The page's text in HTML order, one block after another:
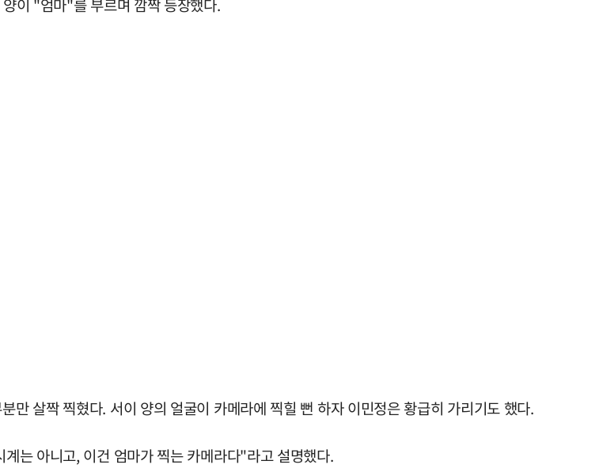
이 "엄마"를 부르며 깜짝 등장했다.
살짝 찍혔다. 서이 양의 얼굴이 카메라에 찍힐 뻔 하자 이민정은 황급히 가리기도 했다.
는 아니고, 이건 엄마가 찍는 카메라다"라고 설명했다.